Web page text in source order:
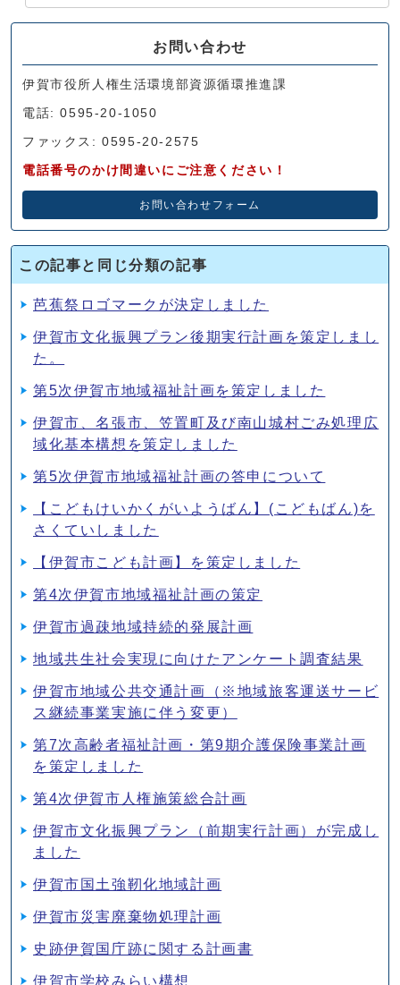
お問い合わせ
伊賀市役所人権生活環境部資源循環推進課
電話: 0595-20-1050
ファックス: 0595-20-2575
電話番号のかけ間違いにご注意ください！
お問い合わせフォーム
この記事と同じ分類の記事
芭蕉祭ロゴマークが決定しました
伊賀市文化振興プラン後期実行計画を策定しまし
た。
第5次伊賀市地域福祉計画を策定しました
伊賀市、名張市、笠置町及び南山城村ごみ処理広
域化基本構想を策定しました
第5次伊賀市地域福祉計画の答申について
【こどもけいかくがいようばん】(こどもばん)を
さくていしました
【伊賀市こども計画】を策定しました
第4次伊賀市地域福祉計画の策定
伊賀市過疎地域持続的発展計画
地域共生社会実現に向けたアンケート調査結果
伊賀市地域公共交通計画（※地域旅客運送サービ
ス継続事業実施に伴う変更）
第7次高齢者福祉計画・第9期介護保険事業計画
を策定しました
第4次伊賀市人権施策総合計画
伊賀市文化振興プラン（前期実行計画）が完成し
ました
伊賀市国土強靭化地域計画
伊賀市災害廃棄物処理計画
史跡伊賀国庁跡に関する計画書
伊賀市学校みらい構想